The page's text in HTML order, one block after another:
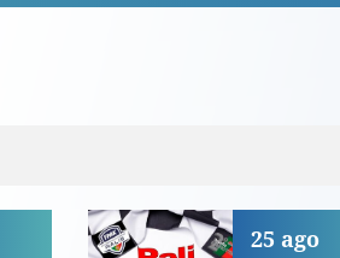
de
Rali 25 ago